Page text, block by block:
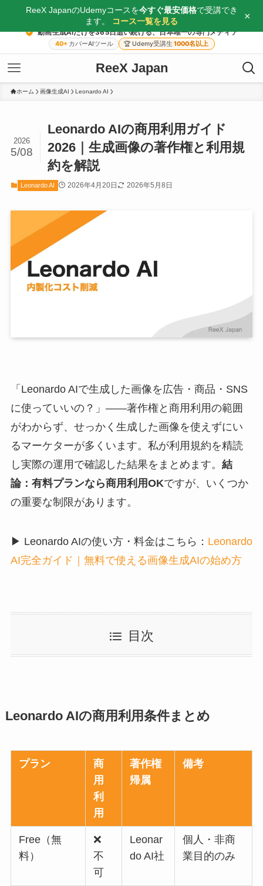
動画生成AIだけを365日追い続ける、日本唯一の専門メディア
40+ カバーAIツール 🏆 Udemy受講生 1000名以上
ReeX Japan
ホーム 画像生成AI Leonardo AI
Leonardo AIの商用利用ガイド
2026｜生成画像の著作権と利用規
約を解説
2026
5/08
Leonardo AI 2026年4月20日 2026年5月8日
「Leonardo AIで生成した画像を広告・商品・SNS
に使っていいの？」——著作権と商用利用の範囲
がわからず、せっかく生成した画像を使えずにい
るマーケターが多くいます。私が利用規約を精読
し実際の運用で確認した結果をまとめます。 結
論：有料プランなら商用利用OKですが、いくつか
の重要な制限があります。
▶ Leonardo AIの使い方・料金はこちら： Leonardo
AI完全ガイド｜無料で使える画像生成AIの始め方
目次
Leonardo AIの商用利用条件まとめ
プラン
商
用
利
用
著作権
帰属
備考
Free（無
料）
❌
不
可
Leonar
do AI社
個人・非商
業目的のみ
ReeX JapanのUdemyコースを今すぐ最安価格で受講でき
ます。
コース一覧を見る ×